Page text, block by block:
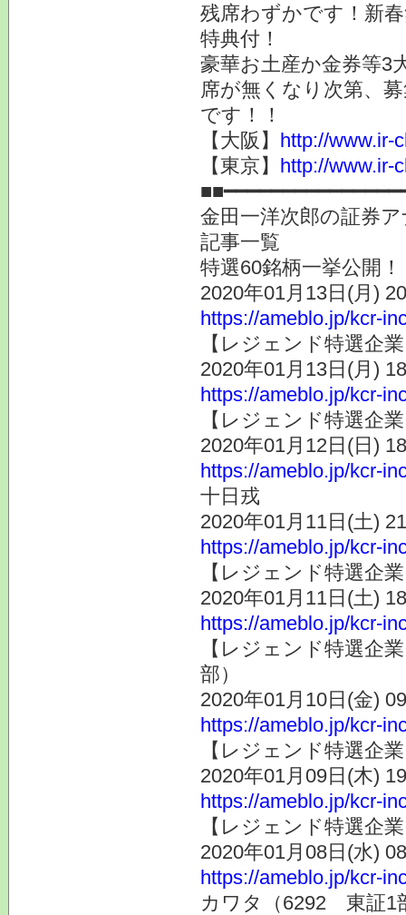
残席わずかです！新
特典付！
豪華お土産か金券等3
席が無くなり次第、
です！！
【大阪】 http://www.ir-
【東京】 http://www.ir-
金田一洋次郎の証券
記事一覧
特選60銘柄一挙公開！
2020年01月13日(月)
https://ameblo.jp/kcr-
【レジェンド特選企
2020年01月13日(月)
https://ameblo.jp/kcr-
【レジェンド特選企
2020年01月12日(日)
https://ameblo.jp/kcr-
十日戎
2020年01月11日(土)
https://ameblo.jp/kcr-
【レジェンド特選企
2020年01月11日(土)
https://ameblo.jp/kcr-
【レジェンド特選企
部）
2020年01月10日(金)
https://ameblo.jp/kcr-
【レジェンド特選企
2020年01月09日(木)
https://ameblo.jp/kcr-
【レジェンド特選企
2020年01月08日(水)
https://ameblo.jp/kcr-
カワタ（6292 東証1